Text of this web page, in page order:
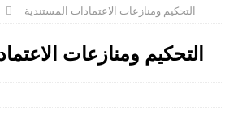
التحكيم ومنازعات الاعتمادات المستندية
التحكيم ومنازعات